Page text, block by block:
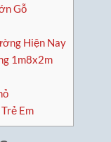
Gỗ
Hiện Nay
1m8x2m
Em